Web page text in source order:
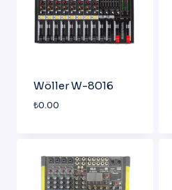
Wöller W-8016
₺0.00